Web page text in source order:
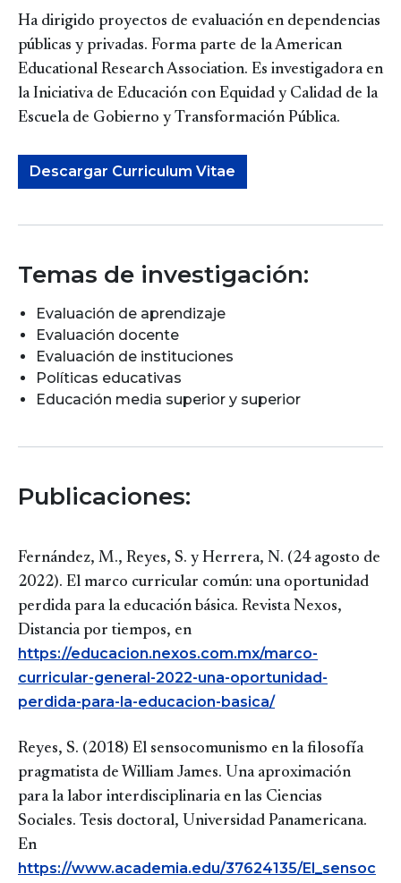
Ha dirigido proyectos de evaluación en dependencias
públicas y privadas. Forma parte de la American
Educational Research Association. Es investigadora en
la Iniciativa de Educación con Equidad y Calidad de la
Escuela de Gobierno y Transformación Pública.
Descargar Curriculum Vitae
Temas de investigación:
Evaluación de aprendizaje
Evaluación docente
Evaluación de instituciones
Políticas educativas
Educación media superior y superior
Publicaciones:
Fernández, M., Reyes, S. y Herrera, N. (24 agosto de
2022). El marco curricular común: una oportunidad
perdida para la educación básica. Revista Nexos,
Distancia por tiempos, en
https://educacion.nexos.com.mx/marco-
curricular-general-2022-una-oportunidad-
perdida-para-la-educacion-basica/
Reyes, S. (2018) El sensocomunismo en la filosofía
pragmatista de William James. Una aproximación
para la labor interdisciplinaria en las Ciencias
Sociales. Tesis doctoral, Universidad Panamericana.
En
https://www.academia.edu/37624135/El_sensoc